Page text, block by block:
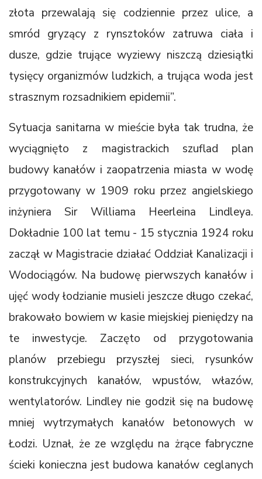
złota przewalają się codziennie przez ulice, a
smród gryzący z rynsztoków zatruwa ciała i
dusze, gdzie trujące wyziewy niszczą dziesiątki
tysięcy organizmów ludzkich, a trująca woda jest
strasznym rozsadnikiem epidemii”.
Sytuacja sanitarna w mieście była tak trudna, że
wyciągnięto z magistrackich szuflad plan
budowy kanałów i zaopatrzenia miasta w wodę
przygotowany w 1909 roku przez angielskiego
inżyniera Sir Williama Heerleina Lindleya.
Dokładnie 100 lat temu - 15 stycznia 1924 roku
zaczął w Magistracie działać Oddział Kanalizacji i
Wodociągów. Na budowę pierwszych kanałów i
ujęć wody łodzianie musieli jeszcze długo czekać,
brakowało bowiem w kasie miejskiej pieniędzy na
te inwestycje. Zaczęto od przygotowania
planów przebiegu przyszłej sieci, rysunków
konstrukcyjnych kanałów, wpustów, włazów,
wentylatorów. Lindley nie godził się na budowę
mniej wytrzymałych kanałów betonowych w
Łodzi. Uznał, że ze względu na żrące fabryczne
ścieki konieczna jest budowa kanałów ceglanych